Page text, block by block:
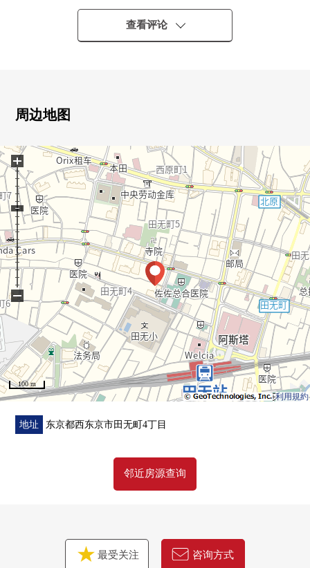
西武新宿线"田无"车站步行5分钟
■推荐焦点--------・・・・・
塌米宽敞的空间新生
○能和宠物一起要家
○东南边角房的翻新住戸
○作为用途丰富的2面阳台
○打开的风景有魅力
○近邻也有超市以及商业设施，综合医院
■ LIFE信息--------・・・・・
○翠菊田无商店步行3分钟(约240m)
○奥运会步行2分钟(约160m)
○佐佐综合医院步行1分钟(约70m)
○西东京邮局步行3分钟(约240m)
○7-Eleven步行3分钟(约180m)
○田无小学步行2分钟(约130m)
查看评论
周边地图
利用規約
100 m
+
−
地址 东京都西东京市田无町4丁目
邻近房源查询
最受关注 咨询方式